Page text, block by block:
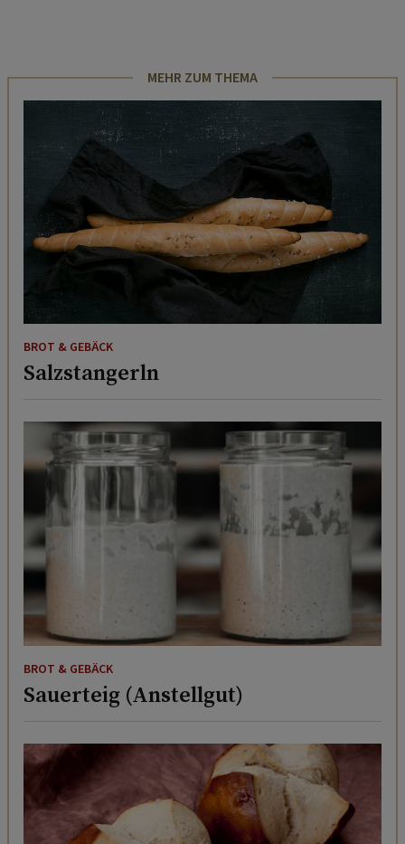
MEHR ZUM THEMA
BROT & GEBÄCK
Salzstangerln
BROT & GEBÄCK
Sauerteig (Anstellgut)